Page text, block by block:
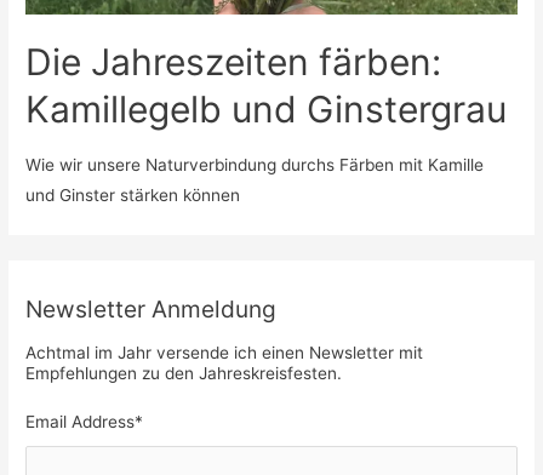
Die Jahreszeiten färben:
Kamillegelb und Ginstergrau
Wie wir unsere Naturverbindung durchs Färben mit Kamille
und Ginster stärken können
Newsletter Anmeldung
Achtmal im Jahr versende ich einen Newsletter mit
Empfehlungen zu den Jahreskreisfesten.
Email Address*